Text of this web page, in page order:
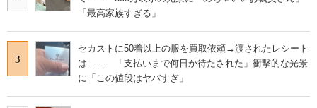
「最高家族すぎる」
3
セカストに50着以上の服を買取依頼→渡されたレシート
は…… 「支払いまで何日か待たされた」衝撃的な光景
に「この値段はヤバすぎ」